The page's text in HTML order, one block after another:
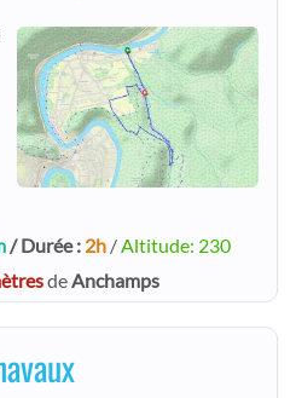
/ Durée : 2h /Altitude: 230
deAnchamps